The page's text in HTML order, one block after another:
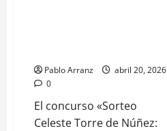
Pablo Arranz
abril 20, 2026
0
El concurso «Sorteo
Celeste Torre de Núñez: